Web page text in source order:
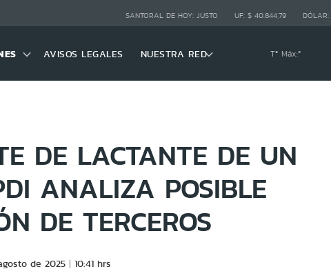
SANTORAL DE HOY: JUSTO UF: $ 40.844,79 DÓLAR:
AVISOS LEGALES NUESTRA RED Tª Máx:º
DE LACTANTE DE UN
ANALIZA POSIBLE
DE TERCEROS
de 2025 10:41 hrs